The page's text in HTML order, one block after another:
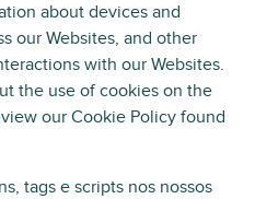
about devices and
our Websites, and other
with our Websites.
the use of cookies on the
our Cookie Policy found
tags e scripts nos nossos